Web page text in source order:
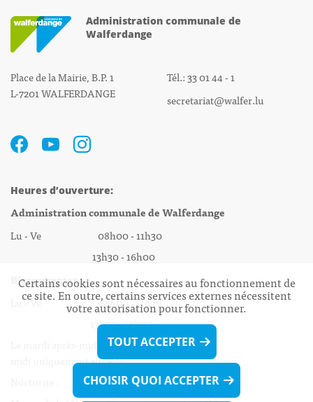
Administration communale de
Walferdange
Place de la Mairie, B.P. 1
L-7201 WALFERDANGE
Tél.: 33 01 44 - 1
secretariat@walfer.lu
Heures d’ouverture:
Administration communale de Walferdange
Lu - Ve 08h00 - 11h30
13h30 - 16h00
Biergercenter
Lu - Ve 08h00 - 11h30
13h30 - 16h00
Le mardi après-midi et le vendredi après-
midi uniquement sur Rdv.
Certains cookies sont nécessaires au fonctionnement de
ce site. En outre, certains services externes nécessitent
votre autorisation pour fonctionner.
TOUT ACCEPTER
CHOISIR QUOI ACCEPTER